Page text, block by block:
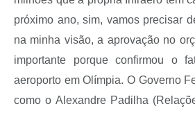
próximo ano, sim, vamos precisar
na minha visão, a aprovação no
importante porque confirmou o
aeroporto em Olímpia. O Governo
como o Alexandre Padilha